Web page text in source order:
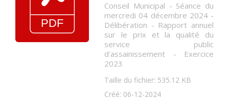
Conseil Municipal - Séance du
mercredi 04 décembre 2024 -
Délibération - Rapport annuel
sur le prix et la qualité du
service public
d'assainissement - Exercice
2023
Taille du fichier: 535.12 KB
Créé: 06-12-2024